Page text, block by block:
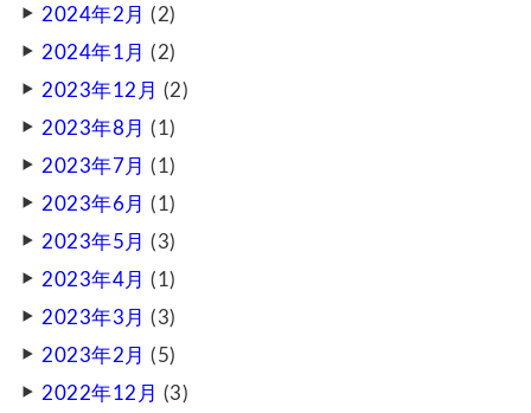
2024年2月 (2)
2024年1月 (2)
2023年12月 (2)
2023年8月 (1)
2023年7月 (1)
2023年6月 (1)
2023年5月 (3)
2023年4月 (1)
2023年3月 (3)
2023年2月 (5)
2022年12月 (3)